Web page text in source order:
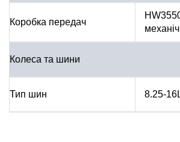
Коробка передач
Колеса та шини
Тип шин 8.25-